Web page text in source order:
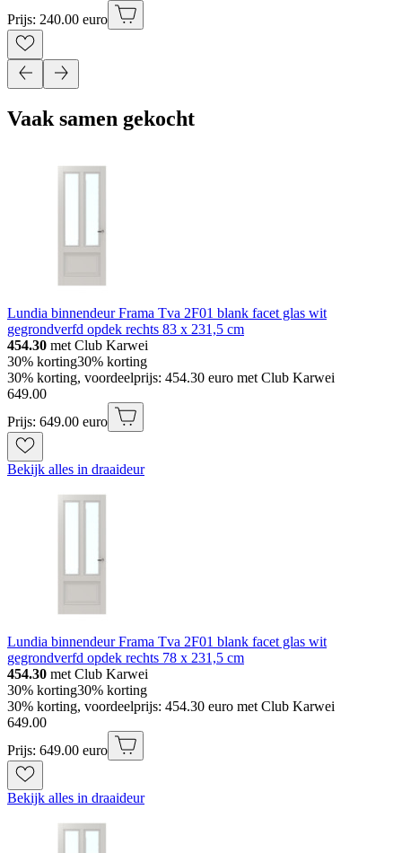
Prijs: 240.00 euro
Vaak samen gekocht
Lundia binnendeur Frama Tva 2F01 blank facet glas wit
gegrondverfd opdek rechts 83 x 231,5 cm
454.30 met Club Karwei
30% korting30% korting
30% korting, voordeelprijs: 454.30 euro met Club Karwei
649.00
Prijs: 649.00 euro
Bekijk alles in draaideur
Lundia binnendeur Frama Tva 2F01 blank facet glas wit
gegrondverfd opdek rechts 78 x 231,5 cm
454.30 met Club Karwei
30% korting30% korting
30% korting, voordeelprijs: 454.30 euro met Club Karwei
649.00
Prijs: 649.00 euro
Bekijk alles in draaideur